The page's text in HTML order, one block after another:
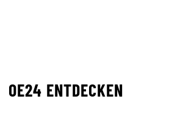
OE24 ENTDECKEN